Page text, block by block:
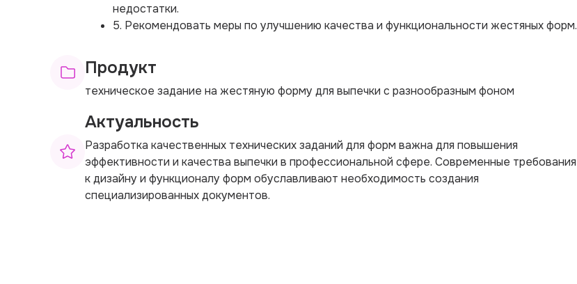
недостатки.
5. Рекомендовать меры по улучшению качества и функциональности жестяных форм.
Продукт
техническое задание на жестяную форму для выпечки с разнообразным фоном
Актуальность
Разработка качественных технических заданий для форм важна для повышения
эффективности и качества выпечки в профессиональной сфере. Современные требования
к дизайну и функционалу форм обуславливают необходимость создания
специализированных документов.